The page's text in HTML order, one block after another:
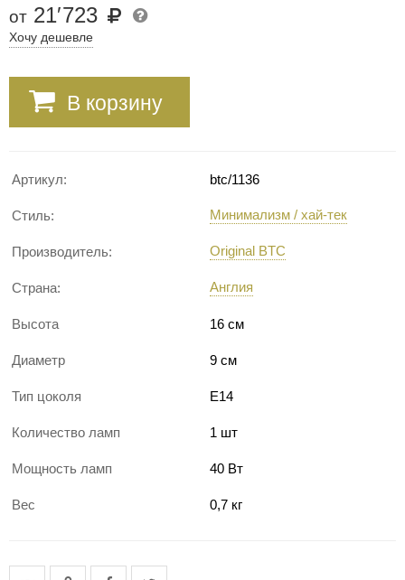
от 21′723
Хочу дешевле
В корзину
Артикул: btc/1136
Стиль: Минимализм / хай-тек
Производитель: Original BTC
Страна: Англия
Высота 16 см
Диаметр 9 см
Тип цоколя E14
Количество ламп 1 шт
Мощность ламп 40 Вт
Вес 0,7 кг